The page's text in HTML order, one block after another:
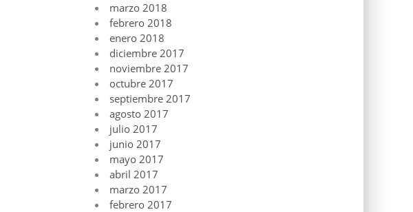
marzo 2018
febrero 2018
enero 2018
diciembre 2017
noviembre 2017
octubre 2017
septiembre 2017
agosto 2017
julio 2017
junio 2017
mayo 2017
abril 2017
marzo 2017
febrero 2017